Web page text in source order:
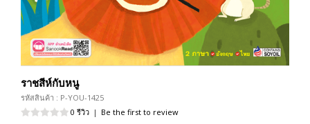
ราชสีห์กับหนู
รหัสสินค้า : P-YOU-1425
0 รีวิว | Be the first to review